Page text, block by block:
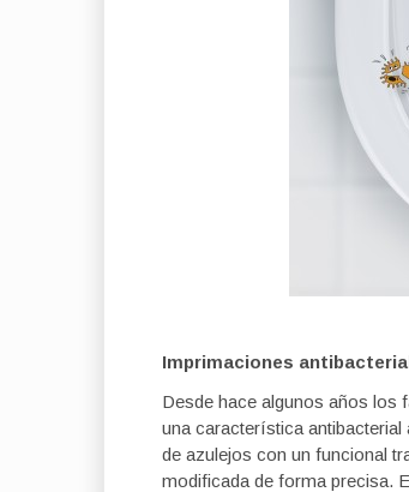
Imprimaciones
Desde hace algunos años los
una característica
de azulejos con un funcional
modificada de forma precisa.